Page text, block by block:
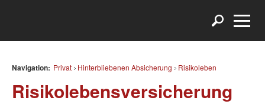
Navigation: Privat Hinterbliebenen Absicherung Risikoleben
Risikolebensversicherung